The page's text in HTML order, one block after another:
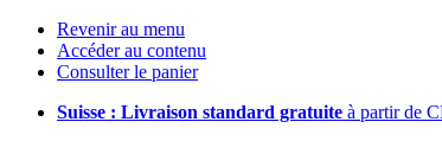
Revenir au menu
Accéder au contenu
Consulter le panier
Suisse : Livraison standard gratuite à partir de